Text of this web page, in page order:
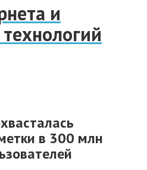
и
в 300 млн